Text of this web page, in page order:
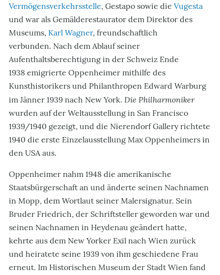
Vermögensverkehrsstelle, Gestapo sowie die Vugesta
und war als Gemälderestaurator dem Direktor des
Museums, Karl Wagner, freundschaftlich
verbunden. Nach dem Ablauf seiner
Aufenthaltsberechtigung in der Schweiz Ende
1938 emigrierte Oppenheimer mithilfe des
Kunsthistorikers und Philanthropen Edward Warburg
im Jänner 1939 nach New York. Die Philharmoniker
wurden auf der Weltausstellung in San Francisco
1939/1940 gezeigt, und die Nierendorf Gallery richtete
1940 die erste Einzelausstellung Max Oppenheimers in
den USA aus.
Oppenheimer nahm 1948 die amerikanische
Staatsbürgerschaft an und änderte seinen Nachnamen
in Mopp, dem Wortlaut seiner Malersignatur. Sein
Bruder Friedrich, der Schriftsteller geworden war und
seinen Nachnamen in Heydenau geändert hatte,
kehrte aus dem New Yorker Exil nach Wien zurück
und heiratete seine 1939 von ihm geschiedene Frau
erneut. Im Historischen Museum der Stadt Wien fand